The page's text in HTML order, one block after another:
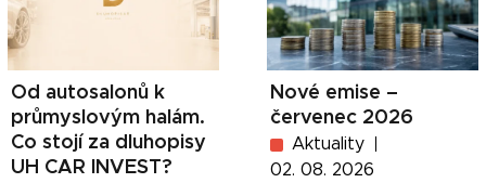
Od autosalonů k
průmyslovým halám.
Co stojí za dluhopisy
UH CAR INVEST?
Nové emise –
červenec 2026
Aktuality
02. 08. 2026